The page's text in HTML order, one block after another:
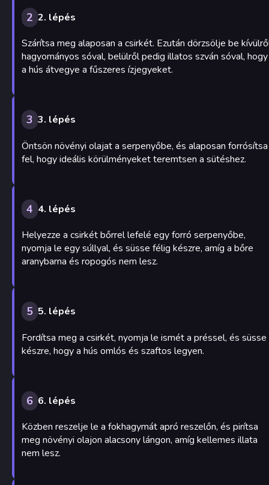
2 2. lépés
Szárítsa meg alaposan a csirkét. Ezután dörzsölje be
hagyományos sóval, belülről pedig illatos szván sóval, hogy
a hús átvegye a fűszeres ízjegyeket.
3 3. lépés
Öntsön növényi olajat a serpenyőbe, és alaposan forrósítsa
fel, hogy ideális körülményeket teremtsen a sütéshez.
4 4. lépés
Helyezze a csirkét bőrrel lefelé egy forró serpenyőbe,
nyomja le egy súllyal, és süsse félig készre, amíg a bőre
aranybarna és ropogós nem lesz.
5 5. lépés
Fordítsa meg a csirkét, nyomja le ismét a préssel, és süsse
készre, hogy a hús omlós és szaftos legyen.
6 6. lépés
Közben reszelje le a fokhagymát apró reszelőn, és pirítsa
meg növényi olajon alacsony lángon, amíg kellemes illata
nem lesz.